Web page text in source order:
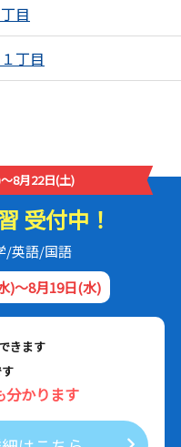
目
丁目
8月22日(土)
受付中！
/英語/国語
)～8月19日(水)
きます
分かります